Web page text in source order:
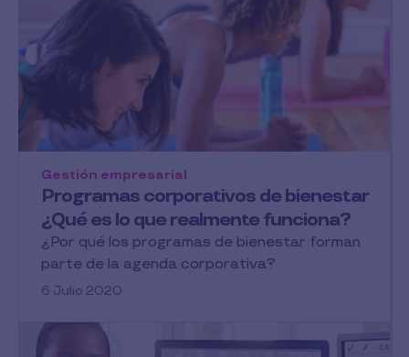
Programas corporativos de bienestar
¿Qué es lo que realmente funciona?
Gestión empresarial
¿Por qué los programas de bienestar forman
parte de la agenda corporativa?
6 Julio 2020